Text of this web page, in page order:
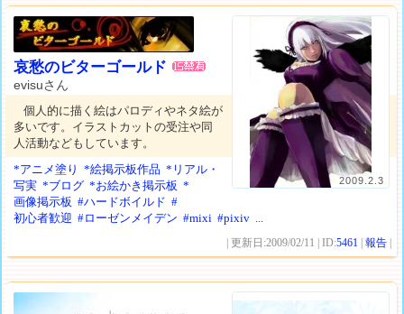
2009.2.3
哀愁のビターゴールド
evisuさん
個人的に描く絵はパロディやネタ絵が
多いです。イラストカットの受注や同
人活動などもしています。
*アニメ塗り
*絵掲示板作品 *リアル・
写実 *ブログ *お絵かき掲示板 *
画像掲示板 #ハードボイルド #
初心者歓迎 #ローゼンメイデン #mixi #pixiv ...
| 更新日:2009/02/11 | ID:5461 |報告